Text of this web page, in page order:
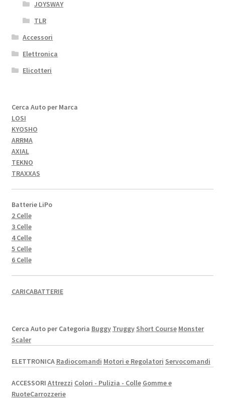
JOYSWAY
TLR
Accessori
Elettronica
Elicotteri
Cerca Auto per Marca
LOSI
KYOSHO
ARRMA
AXIAL
TEKNO
TRAXXAS
Batterie LiPo
2 Celle
3 Celle
4 Celle
5 Celle
6 Celle
CARICABATTERIE
Cerca Auto per Categoria Buggy Truggy Short Course Monster
Scaler
ELETTRONICA Radiocomandi Motori e Regolatori Servocomandi
ACCESSORI Attrezzi Colori - Pulizia - Colle Gomme e
RuoteCarrozzerie